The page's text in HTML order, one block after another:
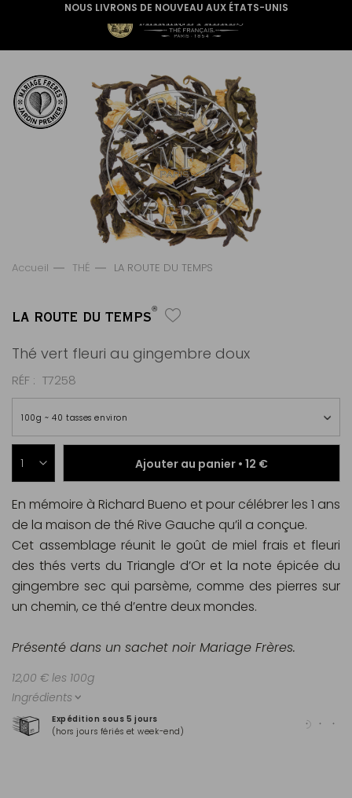
NOUS LIVRONS DE NOUVEAU AUX ÉTATS-UNIS
Accueil THÉ LA ROUTE DU TEMPS
LA ROUTE DU TEMPS®
Thé vert fleuri au gingembre doux
RÉF T7258
100g ~ 40 tasses environ
Ajouter au panier • 12 €
Expédition sous 5 jours
(hors jours fériés et week-end)
En mémoire à Richard Bueno et pour célébrer les 1 ans
de la maison de thé Rive Gauche qu’il a conçue.
Cet assemblage réunit le goût de miel frais et fleuri
des thés verts du Triangle d’Or et la note épicée du
gingembre sec qui parsème, comme des pierres sur
un chemin, ce thé d’entre deux mondes.
Présenté dans un sachet noir Mariage Frères.
12,00 € les 100g
Ingrédients